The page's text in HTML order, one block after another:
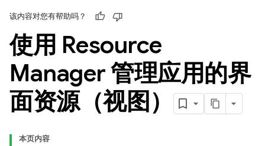
该内容对您有帮助吗？
使用 Resource
Manager 管理应用的界
面资源（视图）
本页内容